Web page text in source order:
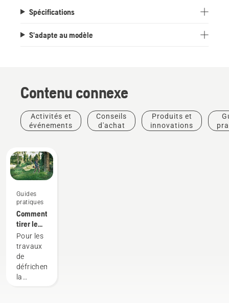
Spécifications
S'adapte au modèle
Contenu connexe
Activités et
événements
Conseils
d'achat
Produits et
innovations
Guides
pratiques
Comment
tirer le
meilleur
parti de
votre
débroussailleuse
Pour les
travaux
de
défrichement,
la